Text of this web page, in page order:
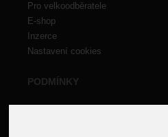
Pro velkoodběratele
E-shop
Inzerce
Nastavení cookies
PODMÍNKY